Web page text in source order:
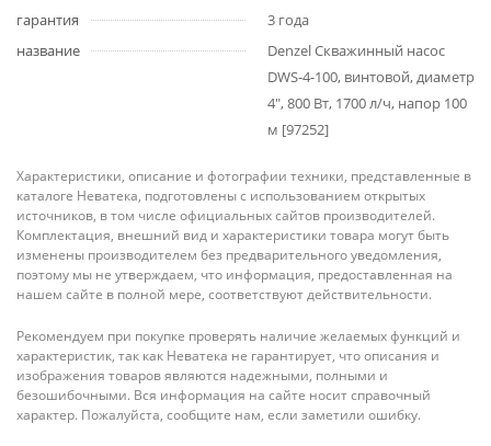
гарантия
3 года
название
Denzel Скважинный насос
DWS-4-100, винтовой, диаметр
4", 800 Вт, 1700 л/ч, напор 100
м [97252]
Характеристики, описание и фотографии техники, представленные в
каталоге Неватека, подготовлены с использованием открытых
источников, в том числе официальных сайтов производителей.
Комплектация, внешний вид и характеристики товара могут быть
изменены производителем без предварительного уведомления,
поэтому мы не утверждаем, что информация, предоставленная на
нашем сайте в полной мере, соответствуют действительности.
Рекомендуем при покупке проверять наличие желаемых функций и
характеристик, так как Неватека не гарантирует, что описания и
изображения товаров являются надежными, полными и
безошибочными. Вся информация на сайте носит справочный
характер. Пожалуйста, сообщите нам, если заметили ошибку.